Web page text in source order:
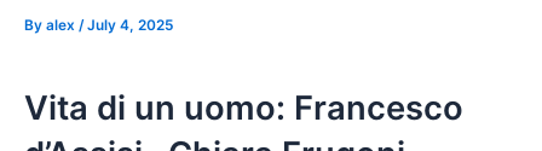
By alex /July 4, 2025
Vita di un uomo: Francesco